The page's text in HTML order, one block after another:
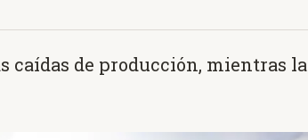
caídas de producción, mientras la